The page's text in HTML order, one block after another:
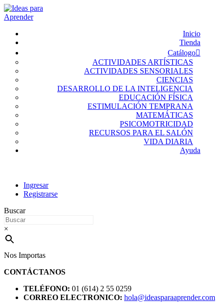
Inicio
Tienda
Catálogo
ACTIVIDADES ARTÍSTICAS
ACTIVIDADES SENSORIALES
CIENCIAS
DESARROLLO DE LA INTELIGENCIA
EDUCACIÓN FÍSICA
ESTIMULACIÓN TEMPRANA
MATEMÁTICAS
PSICOMOTRICIDAD
RECURSOS PARA EL SALÓN
VIDA DIARIA
Ayuda
Ingresar
Registrarse
Buscar
×
Nos Importas
CONTÁCTANOS
TELÉFONO: 01 (614) 2 55 0259
CORREO ELECTRONICO: hola@ideasparaaprender.com